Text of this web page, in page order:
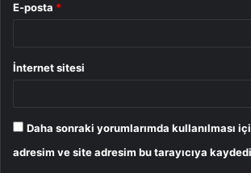
E-posta *
İnternet sitesi
Daha sonraki yorumlarımda kullanılması
adresim ve site adresim bu tarayıcıya